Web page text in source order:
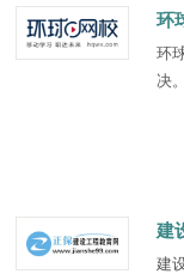
环
环
决
建
建